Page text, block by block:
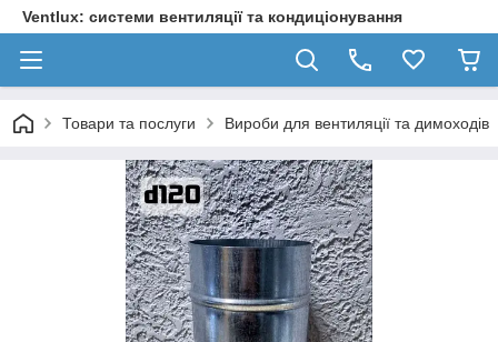
Ventlux: системи вентиляції та кондиціонування
Товари та послуги Вироби для вентиляції та димоходів